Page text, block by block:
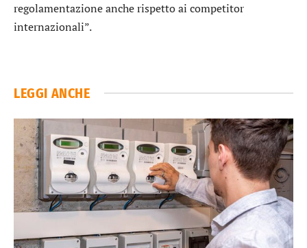
regolamentazione anche rispetto ai competitor
internazionali”.
LEGGI ANCHE